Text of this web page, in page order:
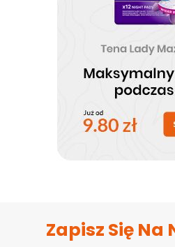
Zapisz Się